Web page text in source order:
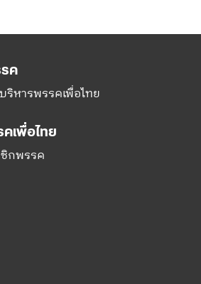
ค
ริหารพรรคเพื่อไทย
เพื่อไทย
กพรรค